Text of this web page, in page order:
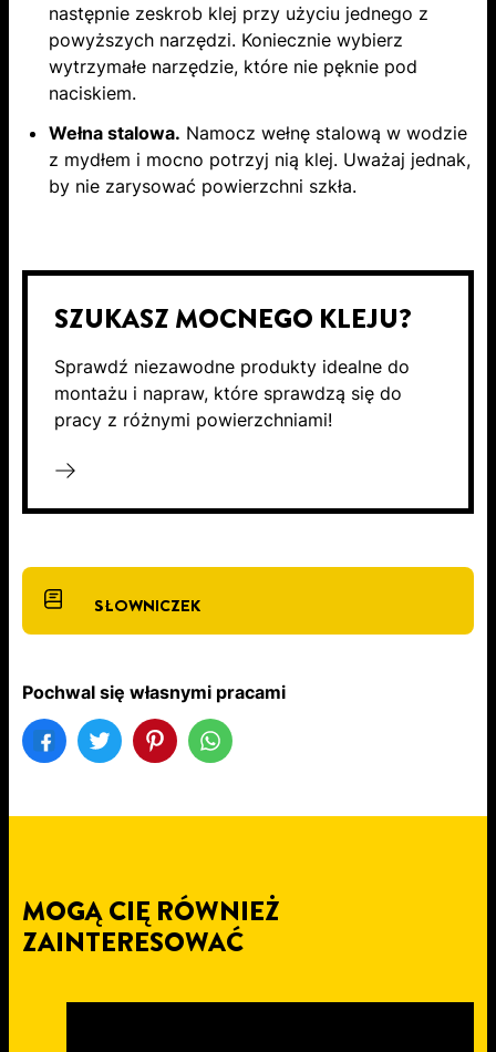
następnie zeskrob klej przy użyciu jednego z
powyższych narzędzi. Koniecznie wybierz
wytrzymałe narzędzie, które nie pęknie pod
naciskiem.
Wełna stalowa. Namocz wełnę stalową w wodzie
z mydłem i mocno potrzyj nią klej. Uważaj jednak,
by nie zarysować powierzchni szkła.
SZUKASZ MOCNEGO KLEJU?
Sprawdź niezawodne produkty idealne do
montażu i napraw, które sprawdzą się do
pracy z różnymi powierzchniami!
SŁOWNICZEK
Pochwal się własnymi pracami
MOGĄ CIĘ RÓWNIEŻ
ZAINTERESOWAĆ